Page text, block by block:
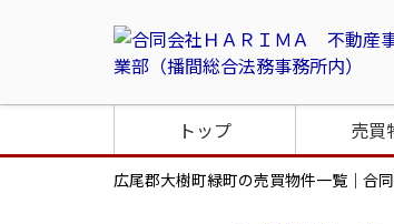
トップ 売買
広尾郡大樹町緑町の売買物件一覧｜合